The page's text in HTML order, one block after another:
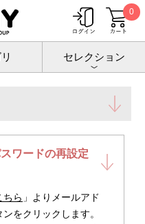
0
セレクション
ート
ワードの再設定
ちら 」よりメールアド
をクリックします。